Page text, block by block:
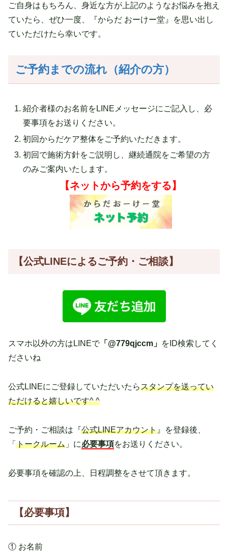
ご自身はもちろん、身近な方が上記のようなお悩みを抱え
ていたら、ぜひ一度、『からだ おーけー堂』を思い出し
ていただけたら幸いです。
ご予約までの流れ（紹介の方）
紹介者様のお名前をLINEメッセージにご記入し、必
要事項をお送りください。
初回からだケア整体をご予約いただきます。
初回で施術方針をご説明し、継続通院をご希望の方
のみご案内いたします。
【ネットから予約をする】
【公式LINEによるご予約・ご相談】
スマホ以外の方はLINEで「@779qjccm」 をID検索してく
ださいね
公式LINEにご登録していただいたらスタンプを送ってい
ただけると嬉しいです^ ^
ご予約・ご相談は『公式LINEアカウント 』を登録後、
「 トークルーム 」に必要事項をお送りください。
必要事項を確認の上、日程調整をさせて頂きます。
【必要事項】
① お名前